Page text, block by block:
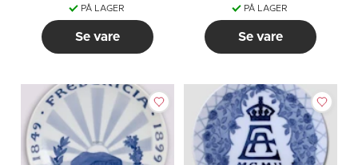
PÅ LAGER
Se vare
PÅ LAGER
Se vare